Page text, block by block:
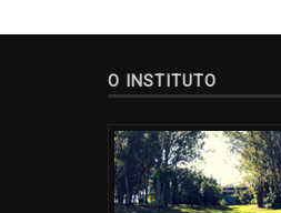
O INSTITUTO